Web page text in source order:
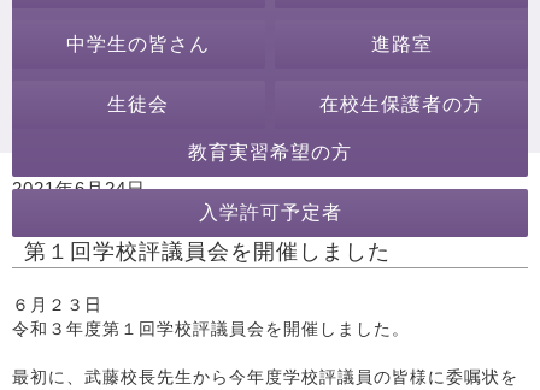
中学生の皆さん 進路室
生徒会 在校生保護者の方
教育実習希望の方
入学許可予定者
2021年6月24日
学校からのお知らせ
第１回学校評議員会を開催しました
６月２３日
令和３年度第１回学校評議員会を開催しました。
最初に、武藤校長先生から今年度学校評議員の皆様に委嘱状を